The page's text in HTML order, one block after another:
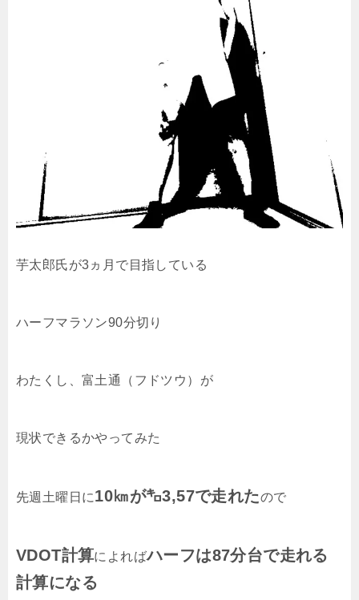
芋太郎氏が3ヵ月で目指している
ハーフマラソン90分切り
わたくし、富土通（フドツウ）が
現状できるかやってみた
先週土曜日に10㎞が㌔3,57で走れたので
VDOT計算によればハーフは87分台で走れる
計算になる